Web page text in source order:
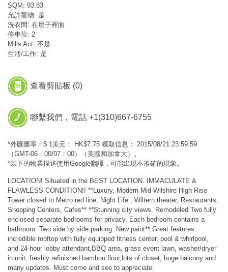
SQM: 93.83
允許寵物: 是
洗衣間: 在屋子裡面
停車位: 2
Mills Act: 不是
生活/工作: 是
查看剪貼板 (0)
聯繫我們，電話 +1(310)667-6755
*外匯匯率：$ 1美元： HK$7.75 獲取信息： 2015/08/21 23:59:59
（GMT-06：00/07：00）（美國和加拿大）。
*以下的物業描述使用Google翻譯，可能出現不准確的現象。
LOCATION! Situated in the BEST LOCATION. IMMACULATE &
FLAWLESS CONDITION!! **Luxury, Modern Mid-Wilshire High Rise
Tower closed to Metro red line, Night Life , Wiltern theater, Restaurants,
Shopping Centers, Cafes** **Stunning city views. Remodeled Two fully
enclosed separate bedrooms for privacy. Each bedroom contains a
bathroom. Two side by side parking .New paint** Great features:
incredible rooftop with fully equipped fitness center, pool & whirlpool,
and 24-hour lobby attendant,BBQ area, grass event lawn, washer/dryer
in unit, freshly refinished bamboo floor,lots of closet, huge balcony and
many updates. Must come and see to appreciate.